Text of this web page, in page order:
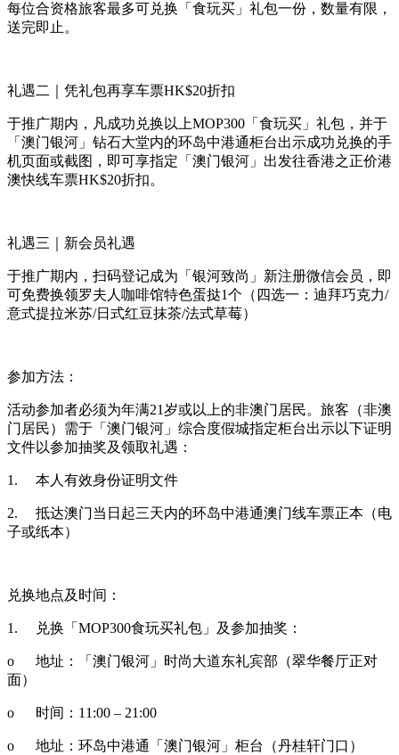
每位合资格旅客最多可兑换「食玩买」礼包一份，数量有限，
送完即止。
礼遇二｜凭礼包再享车票HK$20折扣
于推广期内，凡成功兑换以上MOP300「食玩买」礼包，并于
「澳门银河」钻石大堂内的环岛中港通柜台出示成功兑换的手
机页面或截图，即可享指定「澳门银河」出发往香港之正价港
澳快线车票HK$20折扣。
礼遇三｜新会员礼遇
于推广期内，扫码登记成为「银河致尚」新注册微信会员，即
可免费换领罗夫人咖啡馆特色蛋挞1个（四选一：迪拜巧克力/
意式提拉米苏/日式红豆抹茶/法式草莓）
参加方法：
活动参加者必须为年满21岁或以上的非澳门居民。旅客（非澳
门居民）需于「澳门银河」综合度假城指定柜台出示以下证明
文件以参加抽奖及领取礼遇：
1. 本人有效身份证明文件
2.
抵达澳门当日起三天内的环岛中港通澳门线车票正本（电
子或纸本）
兑换地点及时间：
1. 兑换「MOP300食玩买礼包」及参加抽奖：
o
地址：「澳门银河」时尚大道东礼宾部（翠华餐厅正对
面）
o 时间：11:00 – 21:00
o 地址：环岛中港通「澳门银河」柜台（丹桂轩门口）